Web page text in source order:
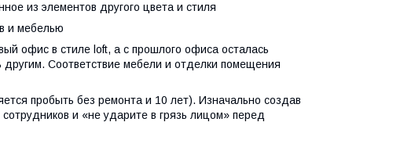
из элементов другого цвета и стиля
и мебелью
офис в стиле loft, а с прошлого офиса осталась
другим. Соответствие мебели и отделки помещения
пробыть без ремонта и 10 лет). Изначально создав
и «не ударите в грязь лицом» перед